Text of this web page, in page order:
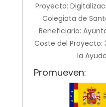
Proyecto:
Colegiata de
Beneficiario:
Coste del Proyecto:
la
Promueven: